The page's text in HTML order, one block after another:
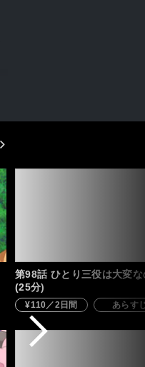
第98話 ひとり三役は大変
(25分)
¥110／2日間 あらす